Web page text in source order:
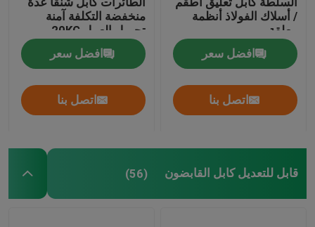
طقم تعليق الأسلاك
سقف كابل نظام معلق
/ أسلاك الفولاذ أنظمة
معلقة
افضل سعر
اتصل بنا
منخفضة التكلفة آمنة
تحميل العمل 20KG
افضل سعر
اتصل بنا
قابل للتعديل كابل القابضون (56)